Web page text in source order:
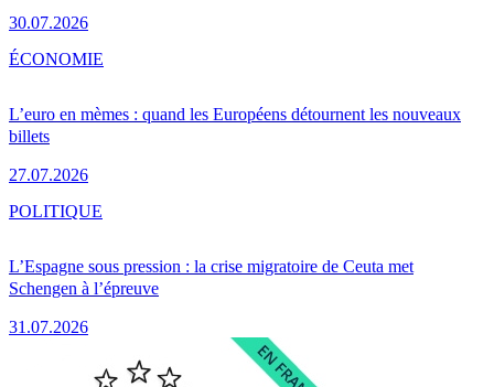
30.07.2026
L’euro en mèmes : quand les Européens détournent les nouveaux
billets
27.07.2026
ÉCONOMIE
L’Espagne sous pression : la crise migratoire de Ceuta met
Schengen à l’épreuve
31.07.2026
POLITIQUE